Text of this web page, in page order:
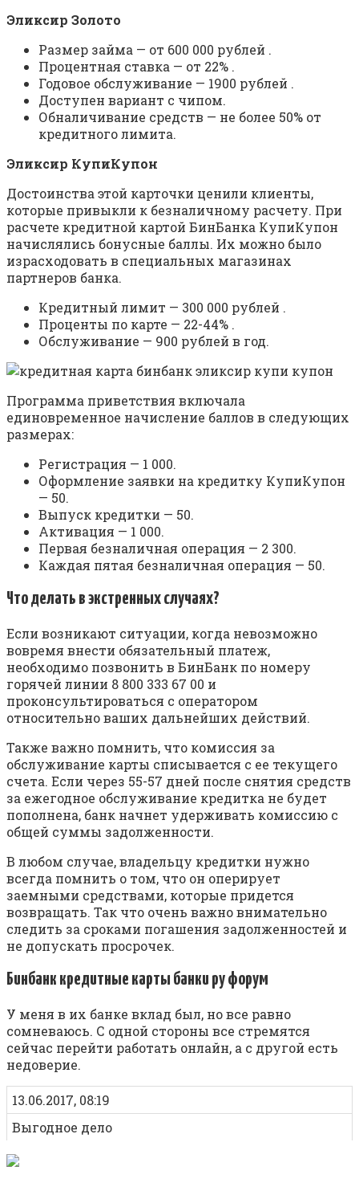
Эликсир Золото
Размер займа — от 600 000 рублей .
Процентная ставка — от 22% .
Годовое обслуживание — 1900 рублей .
Доступен вариант с чипом.
Обналичивание средств — не более 50% от
кредитного лимита.
Эликсир КупиКупон
Достоинства этой карточки ценили клиенты,
которые привыкли к безналичному расчету. При
расчете кредитной картой БинБанка КупиКупон
начислялись бонусные баллы. Их можно было
израсходовать в специальных магазинах
партнеров банка.
Кредитный лимит — 300 000 рублей .
Проценты по карте — 22-44% .
Обслуживание — 900 рублей в год.
Программа приветствия включала
единовременное начисление баллов в следующих
размерах:
Регистрация — 1 000.
Оформление заявки на кредитку КупиКупон
— 50.
Выпуск кредитки — 50.
Активация — 1 000.
Первая безналичная операция — 2 300.
Каждая пятая безналичная операция — 50.
Что делать в экстренных случаях?
Если возникают ситуации, когда невозможно
вовремя внести обязательный платеж,
необходимо позвонить в БинБанк по номеру
горячей линии 8 800 333 67 00 и
проконсультироваться с оператором
относительно ваших дальнейших действий.
Также важно помнить, что комиссия за
обслуживание карты списывается с ее текущего
счета. Если через 55-57 дней после снятия средств
за ежегодное обслуживание кредитка не будет
пополнена, банк начнет удерживать комиссию с
общей суммы задолженности.
В любом случае, владельцу кредитки нужно
всегда помнить о том, что он оперирует
заемными средствами, которые придется
возвращать. Так что очень важно внимательно
следить за сроками погашения задолженностей и
не допускать просрочек.
Бинбанк кредитные карты банки ру форум
У меня в их банке вклад был, но все равно
сомневаюсь. С одной стороны все стремятся
сейчас перейти работать онлайн, а с другой есть
недоверие.
13.06.2017, 08:19
Выгодное дело